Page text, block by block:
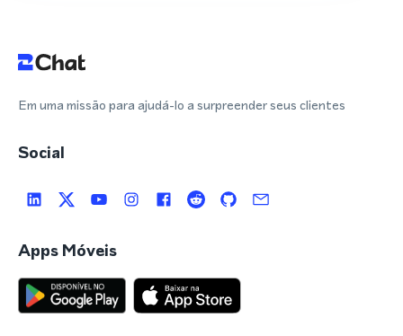
Em uma missão para ajudá-lo a surpreender seus clientes
Social
Apps Móveis